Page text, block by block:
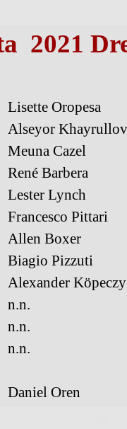
2021
Lisette Oropesa
Alseyor
Meuna Cazel
René Barbera
Lester Lynch
Francesco Pittari
Allen Boxer
Biagio Pizzuti
Alexander Köpeczy
n.n.
n.n.
n.n.
Daniel Oren